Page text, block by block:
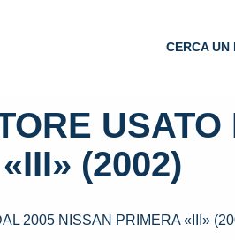
CERCA UN
(2002)
2005 NISSAN PRIMERA «III»